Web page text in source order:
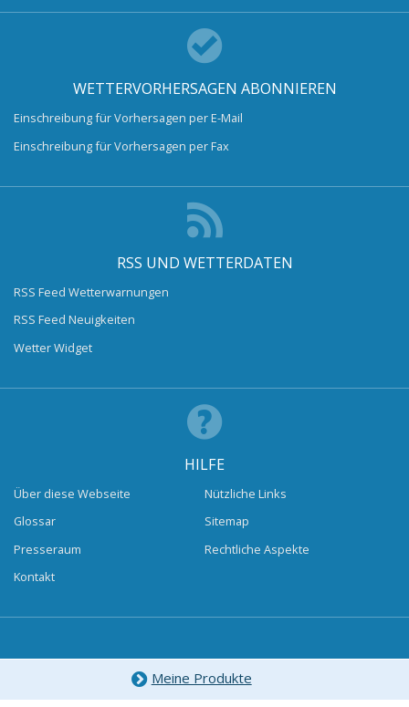
WETTERVORHERSAGEN ABONNIEREN
Einschreibung für Vorhersagen per E-Mail
Einschreibung für Vorhersagen per Fax
RSS UND WETTERDATEN
RSS Feed Wetterwarnungen
RSS Feed Neuigkeiten
Wetter Widget
HILFE
Über diese Webseite
Glossar
Presseraum
Kontakt
Nützliche Links
Sitemap
Rechtliche Aspekte
Meine Produkte